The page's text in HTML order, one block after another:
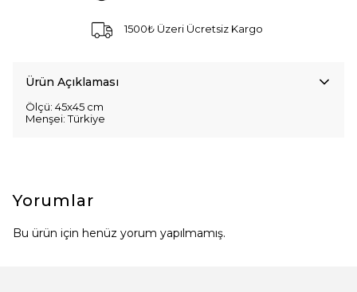
1500₺ Üzeri Ücretsiz Kargo
Ürün Açıklaması
Ölçü: 45x45 cm
Menşei: Türkiye
Yorumlar
Bu ürün için henüz yorum yapılmamış.